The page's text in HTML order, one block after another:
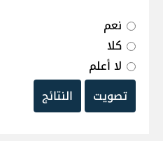
نعم
كلا
لا أعلم
تصويت
النتائج